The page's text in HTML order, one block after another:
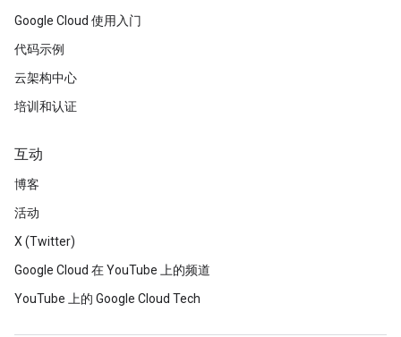
Google Cloud 使用入门
代码示例
云架构中心
培训和认证
互动
博客
活动
X (Twitter)
Google Cloud 在 YouTube 上的频道
YouTube 上的 Google Cloud Tech